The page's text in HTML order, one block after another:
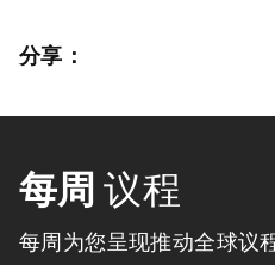
分享：
每周 议程
每周为您呈现推动全球议